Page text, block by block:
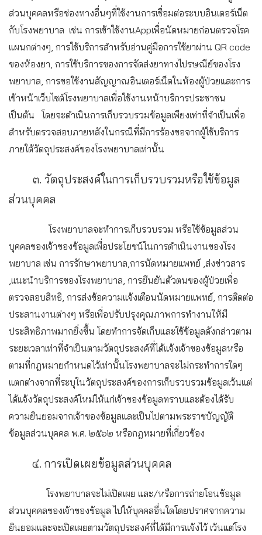
ส่วนบุคคลหรือช่องทางอื่นๆที่ใช้งานการเชื่อมต่อระบบอินเตอร์เน็ต
กับโรงพยาบาล เช่น การเข้าใช้งานAppเพื่อนัดหมายก่อนตรวจโรค
แผนกต่างๆ, การใช้บริการสำหรับอ่านคู่มือการใช้ยาผ่าน QR code
ของห้องยา, การใช้บริการของการจัดส่งยาทางไปรษณีย์ของโรง
พยาบาล, การขอใช้งานสัญญาณอินเตอร์เน็ตในห้องผู้ป่วยและการ
เข้าหน้าเว็บไซต์โรงพยาบาลเพื่อใช้งานหน้าบริการประชาชน
เป็นต้น โดยจะดำเนินการเก็บรวบรวมข้อมูลเพียงเท่าที่จำเป็นเพื่อ
สำหรับตรวจสอบภายหลังในกรณีที่มีการร้องขอจากผู้ใช้บริการ
ภายใต้วัตถุประสงค์ของโรงพยาบาลเท่านั้น
๓. วัตถุประสงค์ในการเก็บรวบรวมหรือใช้ข้อมูล
ส่วนบุคคล
โรงพยาบาลจะทำการเก็บรวบรวม หรือใช้ข้อมูลส่วน
บุคคลของเจ้าของข้อมูลเพื่อประโยชน์ในการดำเนินงานของโรง
พยาบาล เช่น การรักษาพยาบาล,การนัดหมายแพทย์ ,ส่งข่าวสาร
,แนะนำบริการของโรงพยาบาล, การยืนยันตัวตนของผู้ป่วยเพื่อ
ตรวจสอบสิทธิ, การส่งข้อความแจ้งเตือนนัดหมายแพทย์, การติดต่อ
ประสานงานต่างๆ หรือเพื่อปรับปรุงคุณภาพการทำงานให้มี
ประสิทธิภาพมากยิ่งขึ้น โดยทำการจัดเก็บและใช้ข้อมูลดังกล่าวตาม
ระยะเวลาเท่าที่จำเป็นตามวัตถุประสงค์ที่ได้แจ้งเจ้าของข้อมูลหรือ
ตามที่กฎหมายกำหนดไว้เท่านั้นโรงพยาบาลจะไม่กระทำการใดๆ
แตกต่างจากที่ระบุในวัตถุประสงค์ของการเก็บรวบรวมข้อมูลเว้นแต่
ได้แจ้งวัตถุประสงค์ใหม่ให้แก่เจ้าของข้อมูลทราบและต้องได้รับ
ความยินยอมจากเจ้าของข้อมูลและเป็นไปตามพระราชบัญญัติ
ข้อมูลส่วนบุคคล พ.ศ. ๒๕๖๒ หรือกฎหมายที่เกี่ยวข้อง
๔. การเปิดเผยข้อมูลส่วนบุคคล
โรงพยาบาลจะไม่เปิดเผย และ/หรือการถ่ายโอนข้อมูล
ส่วนบุคคลของเจ้าของข้อมูล ไปให้บุคคลอื่นใดโดยปราศจากความ
ยินยอมและจะเปิดเผยตามวัตถุประสงค์ที่ได้มีการแจ้งไว้ เว้นแต่โรง